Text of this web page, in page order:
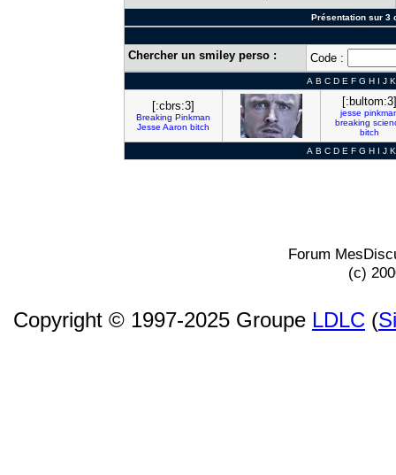
Présentation sur 3
Chercher un smiley perso : Code :
A B C D E F G H I J K
[:cbrs:3]
Breaking Pinkman
Jesse Aaron bitch
[:bultom:3]
jesse
breaking
bitch
A B C D E F G H I J K
Forum
(c)
Copyright © 1997-2025 Groupe LDLC (